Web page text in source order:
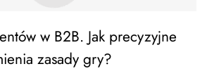
w B2B. Jak precyzyjne
zasady gry?